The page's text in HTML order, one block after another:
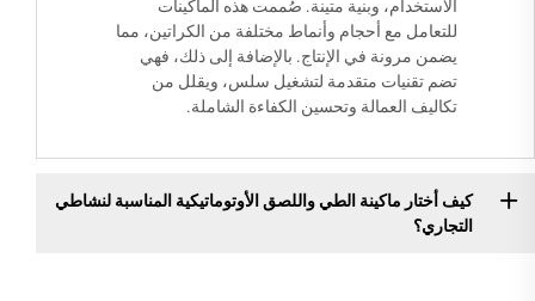
الاستخدام، وبنية متينة. صُممت هذه الماكينات
للتعامل مع أحجام وأنماط مختلفة من الكراتين، مما
يضمن مرونة في الإنتاج. بالإضافة إلى ذلك، فهي
تضم تقنيات متقدمة لتشغيل سلس، ويقلل من
تكاليف العمالة وتحسين الكفاءة الشاملة.
كيف أختار ماكينة الطي واللصق الأوتوماتيكية المناسبة لنشاطي
التجاري؟